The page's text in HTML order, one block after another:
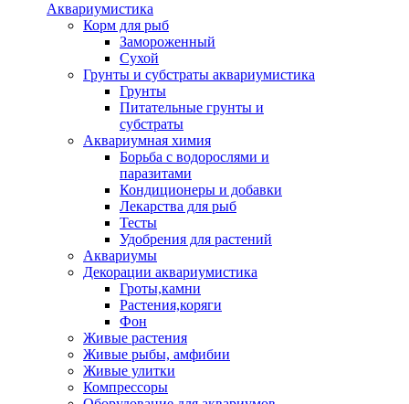
Аквариумистика
Корм для рыб
Замороженный
Сухой
Грунты и субстраты аквариумистика
Грунты
Питательные грунты и
субстраты
Аквариумная химия
Борьба с водорослями и
паразитами
Кондиционеры и добавки
Лекарства для рыб
Тесты
Удобрения для растений
Аквариумы
Декорации аквариумистика
Гроты,камни
Растения,коряги
Фон
Живые растения
Живые рыбы, амфибии
Живые улитки
Компрессоры